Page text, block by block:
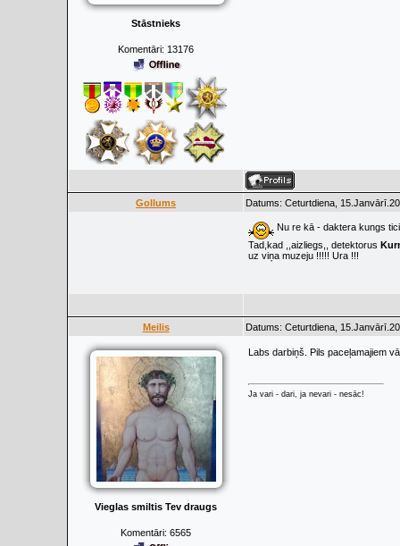
Stāstnieks
Komentāri: 13176
Gollums Datums: Ceturtdiena,
Nu re kā - daktera kungs
Tad,kad ,,aizliegs,, detektorus
uz viņa muzeju !!!!! Ura !!!
Meilis Datums: Ceturtdiena,
Vieglas smiltis Tev draugs
Komentāri: 6565
Labs darbiņš. Pils paceļamajiem
Ja vari - dari, ja nevari - nesāc!